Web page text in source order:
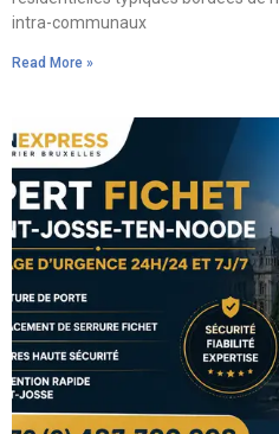
intra-communaux
Read More »